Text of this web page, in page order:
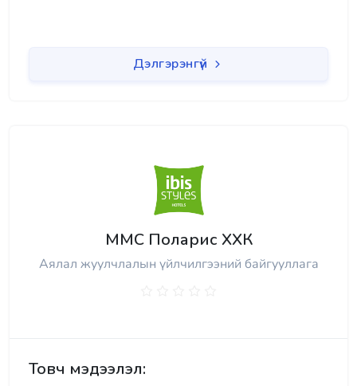
Дэлгэрэнгүй
ММС Поларис ХХК
Аялал жуулчлалын үйлчилгээний байгууллага
Товч мэдээлэл: